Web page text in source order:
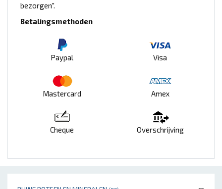
bezorgen".
Betalingsmethoden
Paypal Visa
Mastercard Amex
Cheque Overschrijving